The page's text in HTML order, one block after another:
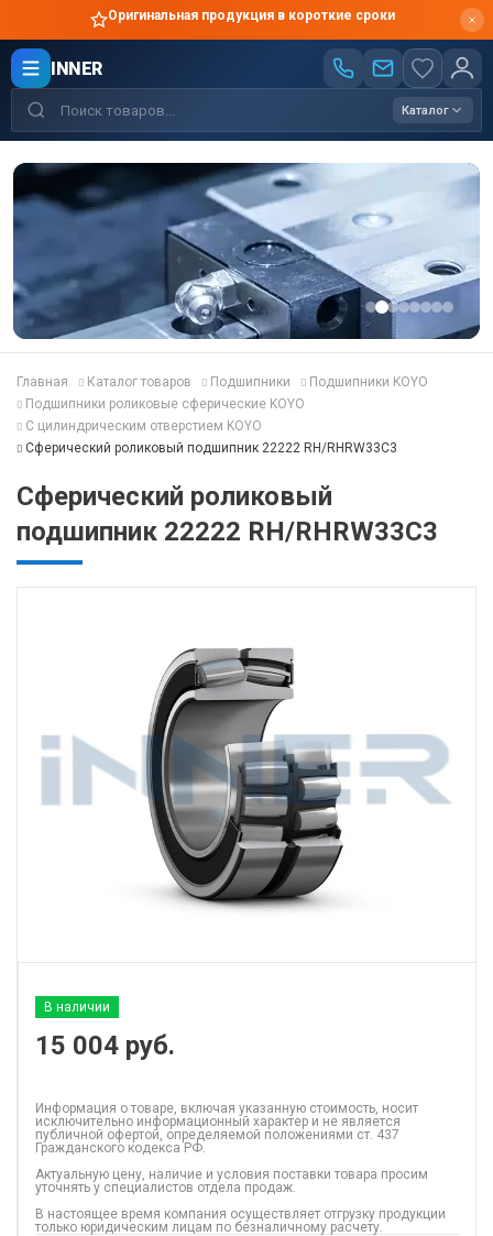
Оригинальная продукция в короткие сроки
INNER
Каталог
Главная Каталог товаров Подшипники
Подшипники KOYO
Подшипники роликовые сферические KOYO
С цилиндрическим отверстием KOYO
Сферический роликовый подшипник 22222 RH/RHRW33C3
Сферический роликовый
подшипник 22222 RH/RHRW33C3
В наличии
15 004 руб.
Информация о товаре, включая указанную стоимость, носит
исключительно информационный характер и не является
публичной офертой, определяемой положениями ст. 437
Гражданского кодекса РФ.
Актуальную цену, наличие и условия поставки товара просим
уточнять у специалистов отдела продаж.
В настоящее время компания осуществляет отгрузку продукции
только юридическим лицам по безналичному расчету.